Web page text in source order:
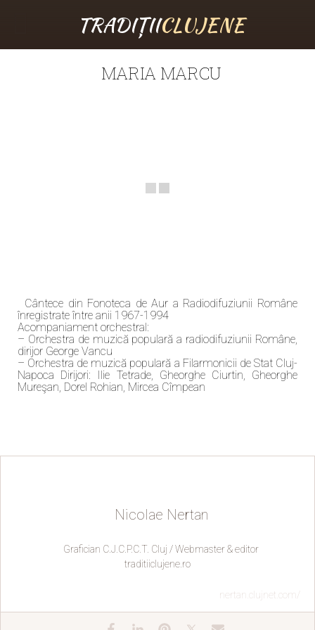
TRADIȚIICLUJENE
MARIA MARCU
Cântece din Fonoteca de Aur a Radiodifuziunii Române
înregistrate între anii 1967-1994
Acompaniament orchestral:
– Orchestra de muzică populară a radiodifuziunii Române,
dirijor George Vancu
– Orchestra de muzică populară a Filarmonicii de Stat Cluj-
Napoca Dirijori: Ilie Tetrade, Gheorghe Ciurtin, Gheorghe
Mureşan, Dorel Rohian, Mircea Cîmpean
Nicolae Nertan
Grafician C.J.C.P.C.T. Cluj / Webmaster & editor
traditiiclujene.ro
nertan.clujnet.com/